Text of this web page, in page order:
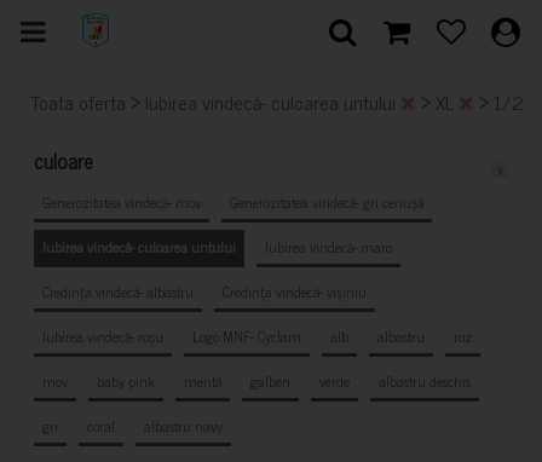
Toata oferta > Iubirea vindecă- culoarea untului > XL > 1/2
culoare
Generozitatea vindecă- mov
Generozitatea vindecă- gri cenușă
Iubirea vindecă- culoarea untului
Iubirea vindecă- maro
Credința vindecă- albastru
Credința vindecă- vișiniu
Iubirea vindecă- roșu
Logo MNF- Cyclam alb albastru
roz
mov
baby pink mentă galben verde
albastru deschis
gri
coral albastru navy